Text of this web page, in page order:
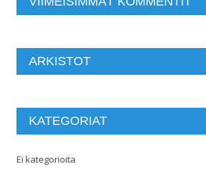
ARKISTOT
KATEGORIAT
Ei kategorioita